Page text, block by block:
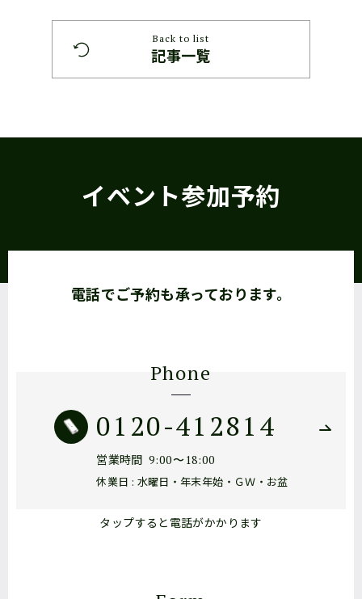
Back to list
記事一覧
イベント参加予約
電話でご予約も承っております。
Phone
0120-412814
営業時間 9:00〜18:00
休業日 : 水曜日・年末年始・ＧＷ・お盆
タップすると電話がかかります